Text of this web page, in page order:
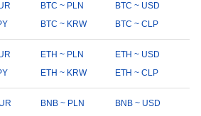
BTC ~ PLN
BTC ~ USD
BTC ~ KRW BTC ~ CLP
ETH ~ PLN
ETH ~ USD
ETH ~ KRW ETH ~ CLP
BNB ~ PLN
BNB ~ USD